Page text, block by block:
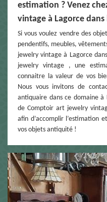
estimation ? Venez
vintage à Lagorce dans
Si vous voulez vendre des
pendentifs, meubles,
jewelry vintage à Lagorce
jewelry vintage , une
connaitre la valeur de vos
Nous vous invitons de
antiquaire dans ce domaine à
de Comptoir art jewelry
afin d’accomplir l’estimation
vos objets antiquité !